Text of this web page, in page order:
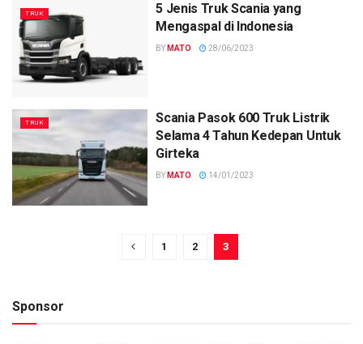
TRUK
5 Jenis Truk Scania yang
Mengaspal di Indonesia
BY MATO 28/06/2023
TRUK
Scania Pasok 600 Truk Listrik
Selama 4 Tahun Kedepan Untuk
Girteka
BY MATO 14/01/2023
1 2 3
Sponsor